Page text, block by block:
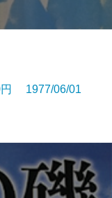
1977/06/01